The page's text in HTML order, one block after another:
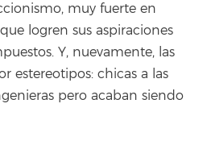
muy fuerte en
logren sus aspiraciones
Y, nuevamente, las
estereotipos: chicas a las
pero acaban siendo